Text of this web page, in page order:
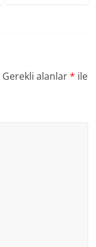
Gerekli alanlar* ile